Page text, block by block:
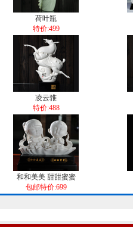
荷叶瓶
特价:499
凌云骓
特价:488
和和美美 甜甜蜜蜜
包邮特价:699